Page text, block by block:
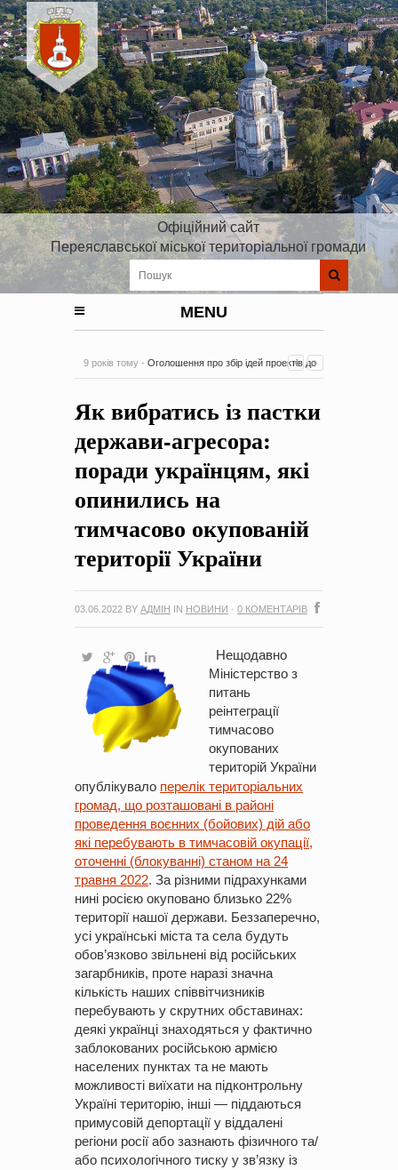
Офіційний сайт
Переяславської міської територіальної громади
MENU
9 років тому - Оголошення про збір ідей проектів до
на період 2018 – 2020 роки Оголошення про збір ідей
0 Коментарів
Як вибратись із пастки
держави-агресора:
поради українцям, які
опинились на
тимчасово окупованій
території України
03.06.2022 BY АДМІН IN НОВИНИ · 0 КОМЕНТАРІВ
Нещодавно
Міністерство з
питань
реінтеграції
тимчасово
окупованих
територій України
опублікувало перелік територіальних
громад, що розташовані в районі
проведення воєнних (бойових) дій або
які перебувають в тимчасовій окупації,
оточенні (блокуванні) станом на 24
травня 2022. За різними підрахунками
нині росією окуповано близько 22%
території нашої держави. Беззаперечно,
усі українські міста та села будуть
обов’язково звільнені від російських
загарбників, проте наразі значна
кількість наших співвітчизників
перебувають у скрутних обставинах:
деякі українці знаходяться у фактично
заблокованих російською армією
населених пунктах та не мають
можливості виїхати на підконтрольну
Україні територію, інші — піддаються
примусовій депортації у віддалені
регіони росії або зазнають фізичного та/
або психологічного тиску у зв’язку із